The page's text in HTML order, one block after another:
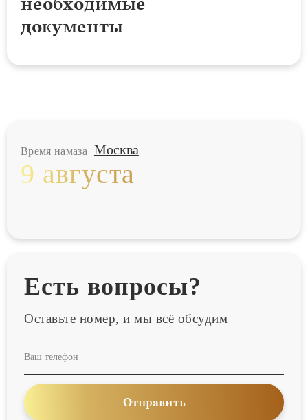
документы
Время намаза Москва
9 августа
Есть вопросы?
Оставьте номер, и мы всё обсудим
Отправить